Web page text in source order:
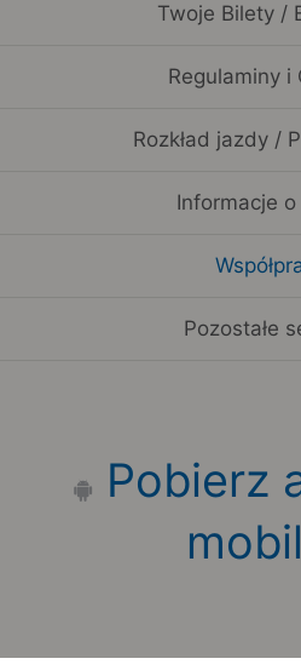
Twoje Bilety /
Regulaminy i
Rozkład jazdy /
Informacje o
Pozostałe
Pobierz